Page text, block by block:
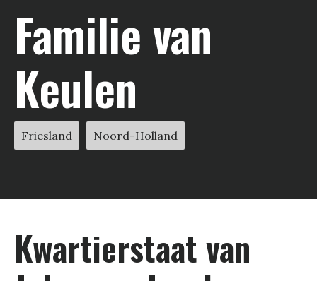
Familie van
Keulen
Friesland Noord-Holland
Kwartier­staat van